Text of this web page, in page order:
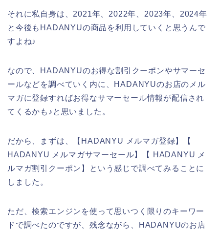
それに私自身は、2021年、2022年、2023年、2024年
と今後もHADANYUの商品を利用していくと思うんで
すよね♪
なので、HADANYUのお得な割引クーポンやサマーセ
ールなどを調べていく内に、HADANYUのお店のメル
マガに登録すればお得なサマーセール情報が配信され
てくるかも♪と思いました。
だから、まずは、【HADANYU メルマガ登録】【
HADANYU メルマガサマーセール】【 HADANYU メ
ルマガ割引クーポン】という感じで調べてみることに
しました。
ただ、検索エンジンを使って思いつく限りのキーワー
ドで調べたのですが、残念ながら、HADANYUのお店